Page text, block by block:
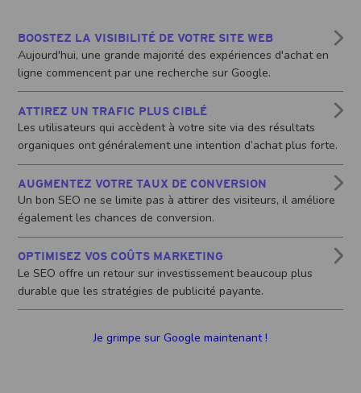
BOOSTEZ LA VISIBILITÉ DE VOTRE SITE WEB
Aujourd'hui, une grande majorité des expériences d'achat en
ligne commencent par une recherche sur Google.
ATTIREZ UN TRAFIC PLUS CIBLÉ
Les utilisateurs qui accèdent à votre site via des résultats
organiques ont généralement une intention d’achat plus forte.
AUGMENTEZ VOTRE TAUX DE CONVERSION
Un bon SEO ne se limite pas à attirer des visiteurs, il améliore
également les chances de conversion.
OPTIMISEZ VOS COÛTS MARKETING
Le SEO offre un retour sur investissement beaucoup plus
durable que les stratégies de publicité payante.
Je grimpe sur Google maintenant !